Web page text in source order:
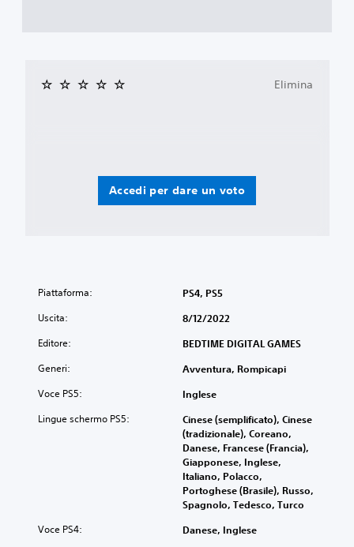
Accedi per dare un voto
Elimina
Piattaforma: PS4, PS5
Uscita: 8/12/2022
Editore: BEDTIME DIGITAL GAMES
Generi: Avventura, Rompicapi
Voce PS5: Inglese
Lingue schermo PS5:
Cinese (semplificato), Cinese
(tradizionale), Coreano,
Danese, Francese (Francia),
Giapponese, Inglese,
Italiano, Polacco,
Portoghese (Brasile), Russo,
Spagnolo, Tedesco, Turco
Voce PS4: Danese, Inglese